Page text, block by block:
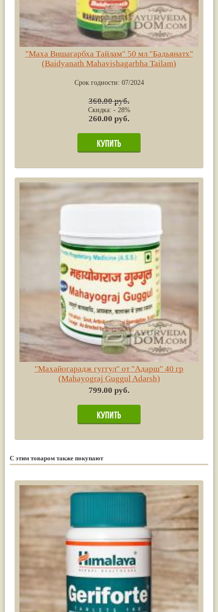
"Маха Вишагарбха Тайлам" 50 мл "Бадьянатх"
(Baidyanath Mahavishagarbha Tailam)
Срок годности: 07/2024
360.00 руб.
Скидка: - 28%
260.00 руб.
"Махайогарадж гуггул" от "Адарш" 40 гр
(Mahayograj Guggul Adarsh)
799.00 руб.
С этим товаром также покупают